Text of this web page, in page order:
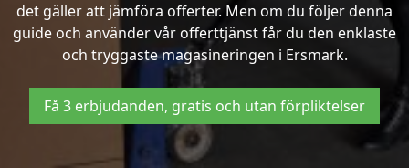
det gäller att jämföra offerter. Men om du följer denna
guide och använder vår offerttjänst får du den enklaste
och tryggaste magasineringen i Ersmark.
Få 3 erbjudanden, gratis och utan förpliktelser